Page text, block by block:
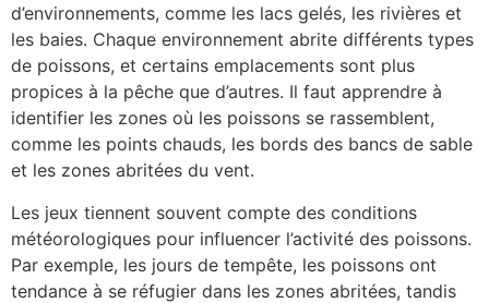
d’environnements, comme les lacs gelés, les rivières et
les baies. Chaque environnement abrite différents types
de poissons, et certains emplacements sont plus
propices à la pêche que d’autres. Il faut apprendre à
identifier les zones où les poissons se rassemblent,
comme les points chauds, les bords des bancs de sable
et les zones abritées du vent.
Les jeux tiennent souvent compte des conditions
météorologiques pour influencer l’activité des poissons.
Par exemple, les jours de tempête, les poissons ont
tendance à se réfugier dans les zones abritées, tandis